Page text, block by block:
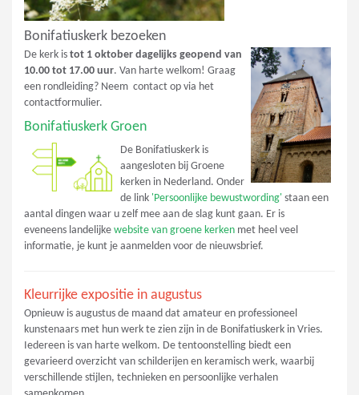
Bonifatiuskerk bezoeken
De kerk is tot 1 oktober dagelijks geopend van
10.00 tot 17.00 uur. Van harte welkom! Graag
een rondleiding? Neem contact op via het
contactformulier.
Bonifatiuskerk Groen
De Bonifatiuskerk is
aangesloten bij Groene
kerken in Nederland. Onder
de link 'Persoonlijke bewustwording' staan een
aantal dingen waar u zelf mee aan de slag kunt gaan. Er is
eveneens landelijke website van groene kerken met heel veel
informatie, je kunt je aanmelden voor de nieuwsbrief.
Kleurrijke expositie in augustus
Opnieuw is augustus de maand dat amateur en professioneel
kunstenaars met hun werk te zien zijn in de Bonifatiuskerk in Vries.
Iedereen is van harte welkom. De tentoonstelling biedt een
gevarieerd overzicht van schilderijen en keramisch werk, waarbij
verschillende stijlen, technieken en persoonlijke verhalen